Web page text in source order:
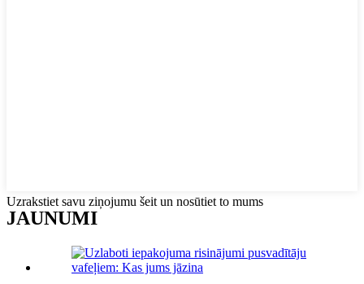
Uzrakstiet savu ziņojumu šeit un nosūtiet to mums
JAUNUMI